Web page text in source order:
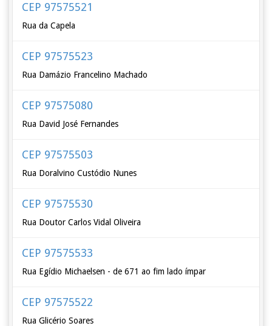
CEP 97575521
Rua da Capela
CEP 97575523
Rua Damázio Francelino Machado
CEP 97575080
Rua David José Fernandes
CEP 97575503
Rua Doralvino Custódio Nunes
CEP 97575530
Rua Doutor Carlos Vidal Oliveira
CEP 97575533
Rua Egídio Michaelsen - de 671 ao fim lado ímpar
CEP 97575522
Rua Glicério Soares